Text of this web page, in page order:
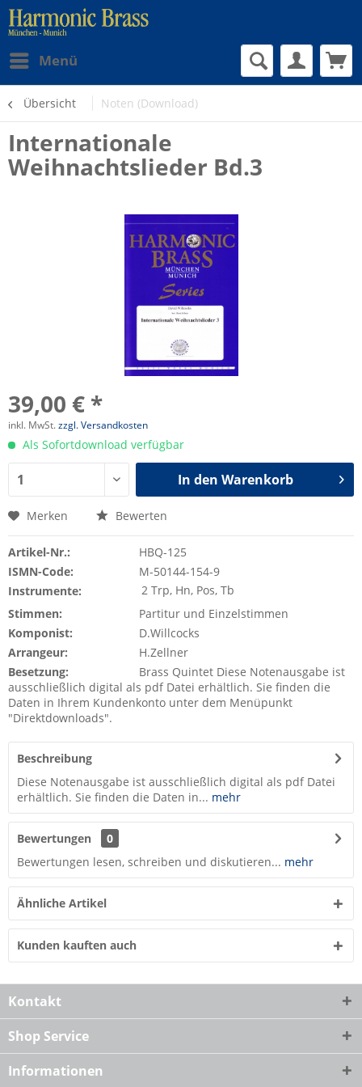
Menü
Übersicht Noten (Download)
Internationale
Weihnachtslieder Bd.3
39,00 € *
inkl. MwSt.zzgl. Versandkosten
Als Sofortdownload verfügbar
In den Warenkorb
Merken Bewerten
Artikel-Nr.:
HBQ-125
ISMN-Code:
M-50144-154-9
Instrumente:
2 Trp, Hn, Pos, Tb
Stimmen:
Partitur und Einzelstimmen
Komponist:
D.Willcocks
Arrangeur:
H.Zellner
Besetzung:
Brass Quintet Diese Notenausgabe ist
ausschließlich digital als pdf Datei erhältlich. Sie finden die
Daten in Ihrem Kundenkonto unter dem Menüpunkt
"Direktdownloads".
Beschreibung
Diese Notenausgabe ist ausschließlich digital als pdf Datei
erhältlich. Sie finden die Daten in... mehr
Bewertungen
0
Bewertungen lesen, schreiben und diskutieren... mehr
Ähnliche Artikel
Kunden kauften auch
Kontakt
Shop Service
Informationen